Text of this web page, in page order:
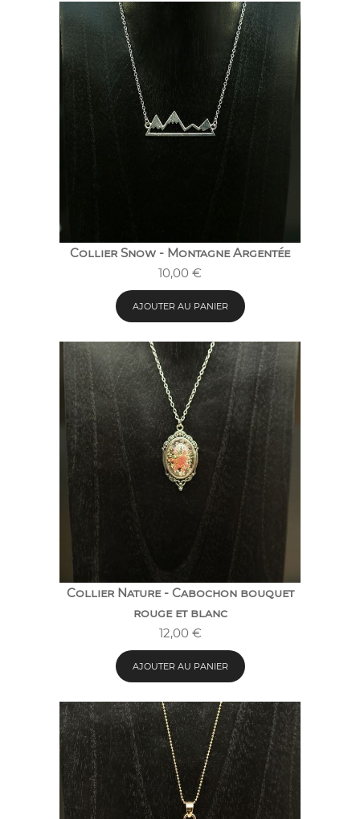
Collier Snow - Montagne Argentée
10,00 €
AJOUTER AU PANIER
Collier Nature - Cabochon bouquet
rouge et blanc
12,00 €
AJOUTER AU PANIER